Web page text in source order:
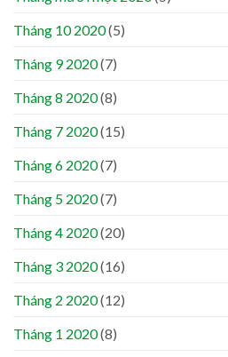
Tháng 10 2020(5)
Tháng 9 2020(7)
Tháng 8 2020(8)
Tháng 7 2020(15)
Tháng 6 2020(7)
Tháng 5 2020(7)
Tháng 4 2020(20)
Tháng 3 2020(16)
Tháng 2 2020(12)
Tháng 1 2020(8)